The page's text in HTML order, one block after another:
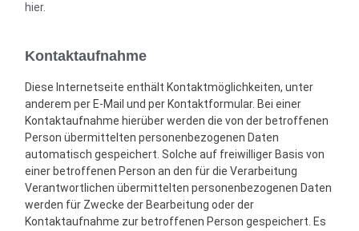
hier.
Kontaktaufnahme
Diese Internetseite enthält Kontaktmöglichkeiten, unter
anderem per E-Mail und per Kontaktformular. Bei einer
Kontaktaufnahme hierüber werden die von der betroffenen
Person übermittelten personenbezogenen Daten
automatisch gespeichert. Solche auf freiwilliger Basis von
einer betroffenen Person an den für die Verarbeitung
Verantwortlichen übermittelten personenbezogenen Daten
werden für Zwecke der Bearbeitung oder der
Kontaktaufnahme zur betroffenen Person gespeichert. Es